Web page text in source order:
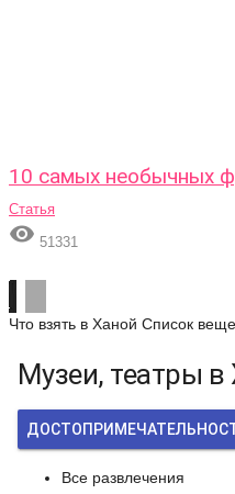
10 самых необычных
Статья
 51331
Что взять в Ханой Список
Музеи, театры в
Все развлечения